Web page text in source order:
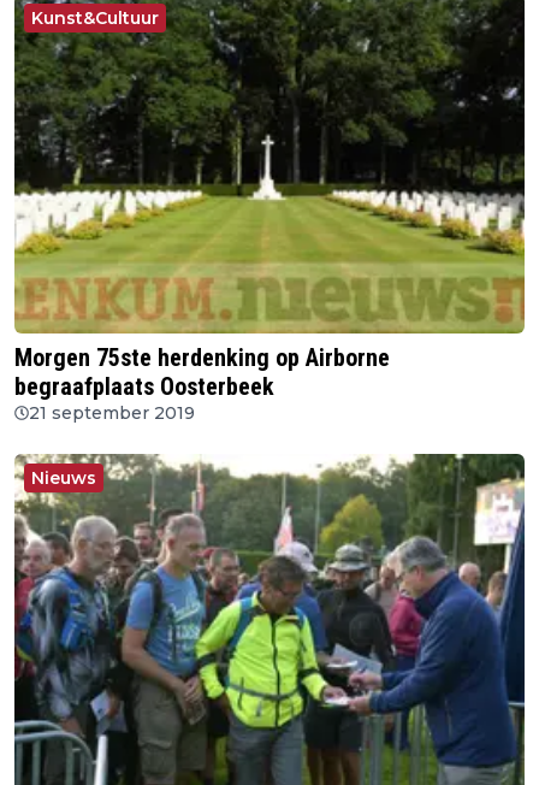
Kunst&Cultuur
Morgen 75ste herdenking op Airborne
begraafplaats Oosterbeek
21 september 2019
Nieuws